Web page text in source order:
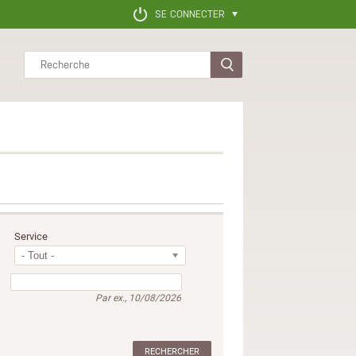
SE CONNECTER
Rechercher
Date
Par ex., 10/08/2026
Service
- Tout -